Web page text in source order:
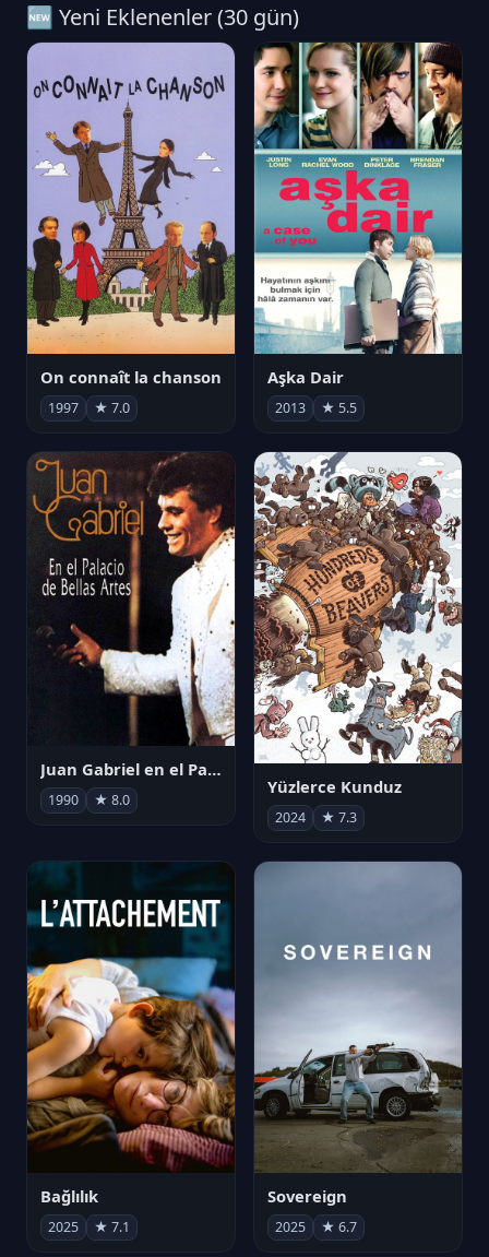
🆕 Yeni Eklenenler (30 gün)
On connaît la chanson
1997 ★ 7.0
Aşka Dair
2013 ★ 5.5
Juan Gabriel en el Palacio de Bellas Artes
1990 ★ 8.0
Yüzlerce Kunduz
2024 ★ 7.3
Bağlılık
2025 ★ 7.1
Sovereign
2025 ★ 6.7